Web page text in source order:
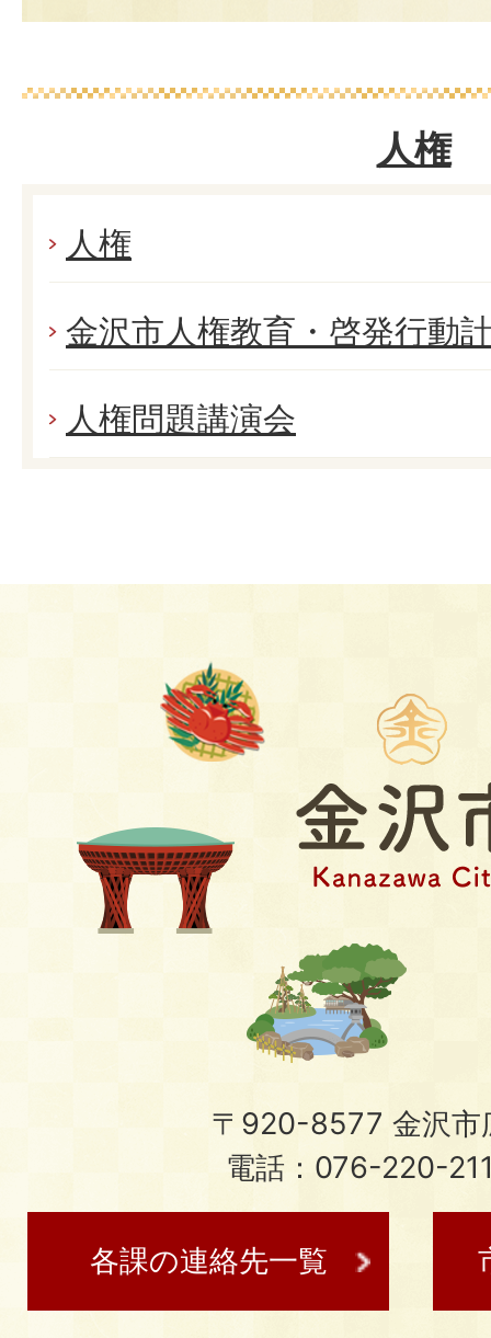
人権
人権
金沢市人権教育・啓発行動
人権問題講演会
〒920-8577 金沢市
電話：076-220-
各課の連絡先一覧